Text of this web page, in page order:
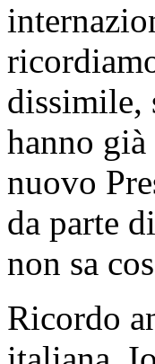
dissimile,
hanno
nuovo
da parte
non sa
Ricordo